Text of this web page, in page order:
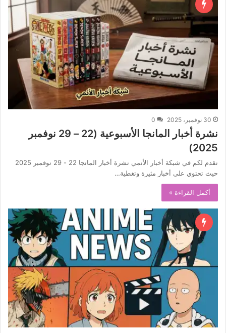
30 نوفمبر، 2025 0
نشرة أخبار المانجا الأسبوعية (22 – 29 نوفمبر
2025)
نقدم لكم في شبكة أخبار الأنمي نشرة أخبار المانجا 22 - 29 نوفمبر 2025
حيث تحتوي على أخبار مثيرة وتغطية…
أكمل القراءة »